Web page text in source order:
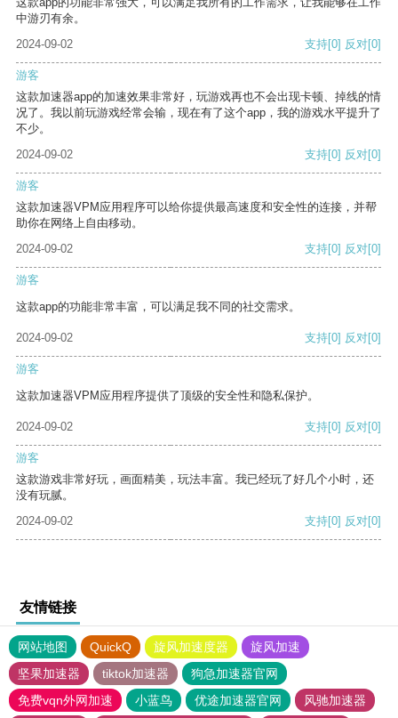
中游刃有余。
2024-09-02
支持[0] 反对[0]
游客
这款加速器app的加速效果非常好，玩游戏再也不会出现卡顿、掉线的情
况了。我以前玩游戏经常会输，现在有了这个app，我的游戏水平提升了
不少。
2024-09-02
支持[0] 反对[0]
游客
这款加速器VPM应用程序可以给你提供最高速度和安全性的连接，并帮
助你在网络上自由移动。
2024-09-02
支持[0] 反对[0]
游客
这款app的功能非常丰富，可以满足我不同的社交需求。
2024-09-02 支持[0] 反对[0]
游客
这款加速器VPM应用程序提供了顶级的安全性和隐私保护。
2024-09-02 支持[0] 反对[0]
游客
这款游戏非常好玩，画面精美，玩法丰富。我已经玩了好几个小时，还
没有玩腻。
2024-09-02
支持[0] 反对[0]
友情链接
网站地图 QuickQ 旋风加速度器
旋风加速
坚果加速器
tiktok加速器
狗急加速器官网
免费vqn外网加速
小蓝鸟 优途加速器官网 风驰加速器